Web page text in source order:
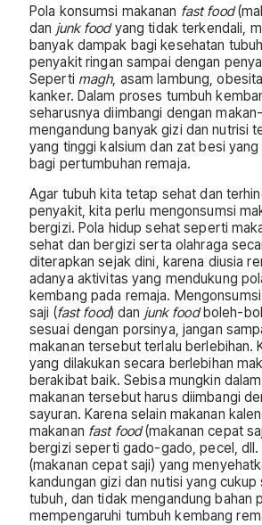
Pola konsumsi makanan fast food
dan junk foodyang tidak terkendali,
banyak dampak bagi kesehatan
penyakit ringan sampai dengan
Seperti magh, asam lambung,
kanker. Dalam proses tumbuh
seharusnya diimbangi dengan
mengandung banyak gizi dan nutrisi
yang tinggi kalsium dan zat besi
bagi pertumbuhan remaja.
Agar tubuh kita tetap sehat dan
penyakit, kita perlu mengonsumsi
bergizi. Pola hidup sehat seperti
sehat dan bergizi serta olahraga
diterapkan sejak dini, karena diusia
adanya aktivitas yang mendukung
kembang pada remaja.
saji (fast food) dan junk foodboleh-
sesuai dengan porsinya, jangan
makanan tersebut terlalu berlebihan.
yang dilakukan secara berlebihan
berakibat baik. Sebisa mungkin
makanan tersebut harus diimbangi
sayuran. Karena selain makanan
makanan fast food(makanan cepat
bergizi seperti gado-gado, pecel, dll.
(makanan cepat saji) yang
kandungan gizi dan nutisi yang
tubuh, dan tidak mengandung bahan
mempengaruhi tumbuh kembang